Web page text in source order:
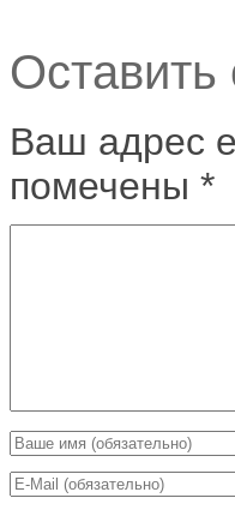
Оставить
Ваш адрес
помечены *